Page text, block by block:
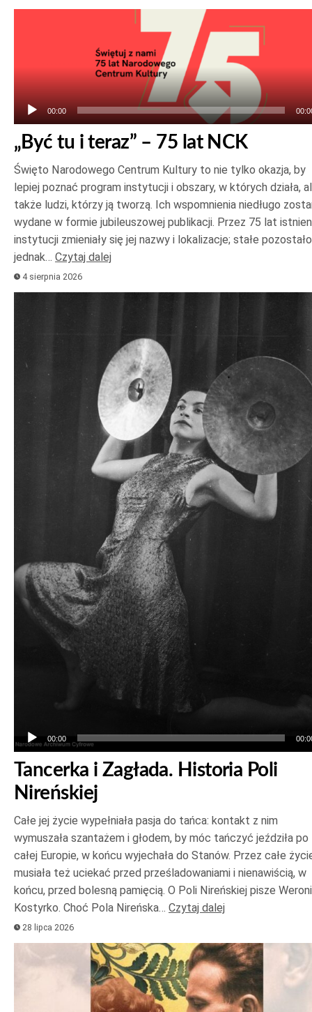
00:00
„Być tu i teraz” – 75 lat NCK
Święto Narodowego Centrum Kultury to nie tylko okazja, by
lepiej poznać program instytucji i obszary, w których działa,
także ludzi, którzy ją tworzą. Ich wspomnienia niedługo
wydane w formie jubileuszowej publikacji. Przez 75 lat
instytucji zmieniały się jej nazwy i lokalizacje; stałe pozostało
jednak… Czytaj dalej
4 sierpnia 2026
00:00
Tancerka i Zagłada. Historia Poli
Nireńskiej
Całe jej życie wypełniała pasja do tańca: kontakt z nim
wymuszała szantażem i głodem, by móc tańczyć jeździła po
całej Europie, w końcu wyjechała do Stanów. Przez całe
musiała też uciekać przed prześladowaniami i nienawiścią, w
końcu, przed bolesną pamięcią. O Poli Nireńskiej pisze
Kostyrko. Choć Pola Nireńska… Czytaj dalej
28 lipca 2026
plików